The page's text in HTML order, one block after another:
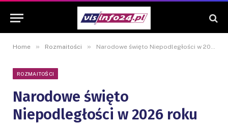
Home » Rozmaitości » Narodowe święto Niepodległości w 2026 roku
ROZMAITOŚCI
Narodowe święto
Niepodległości w 2026 roku